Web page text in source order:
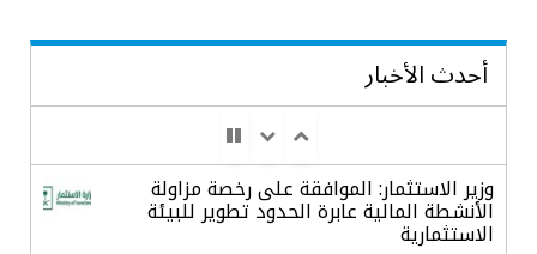
أحدث الأخبار
وزير الاستثمار: الموافقة على رخصة مزاولة
الأنشطة المالية عابرة الحدود تطوير للبيئة
الاستثمارية